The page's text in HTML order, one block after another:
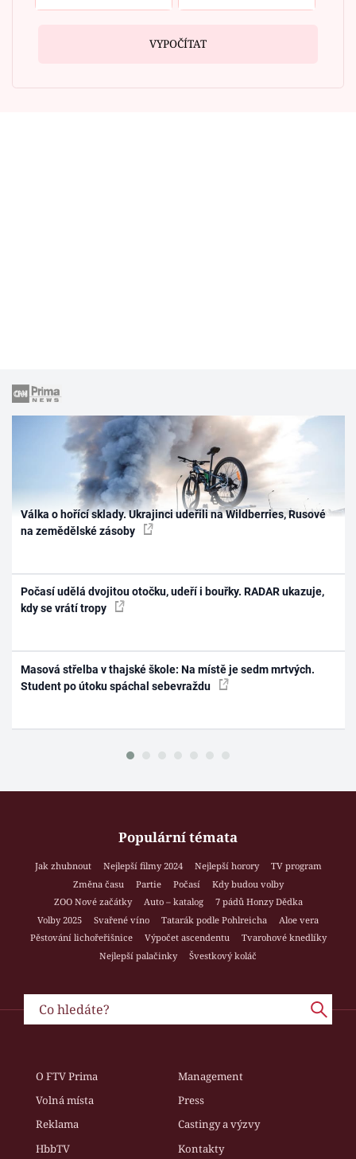
VYPOČÍTAT
Válka o hořící sklady. Ukrajinci udeřili na Wildberries, Rusové
na zemědělské zásoby
Počasí udělá dvojitou otočku, udeří i bouřky. RADAR ukazuje,
kdy se vrátí tropy
Masová střelba v thajské škole: Na místě je sedm mrtvých.
Student po útoku spáchal sebevraždu
Populární témata
Jak zhubnout Nejlepší filmy 2024 Nejlepší horory
TV program
Změna času
Partie Počasí
Kdy budou volby
ZOO Nové začátky
Auto – katalog
7 pádů Honzy Dědka
Volby 2025
Svařené víno Tatarák podle Pohlreicha
Aloe vera
Pěstování lichořeřišnice
Výpočet ascendentu
Tvarohové knedlíky
Nejlepší palačinky
Švestkový koláč
O FTV Prima
Management
Volná místa
Press
Reklama
Castingy a výzvy
HbbTV
Kontakty